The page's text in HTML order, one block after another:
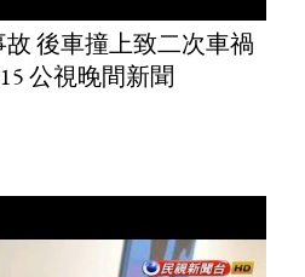
後車撞上致二次車禍
公視晚間新聞